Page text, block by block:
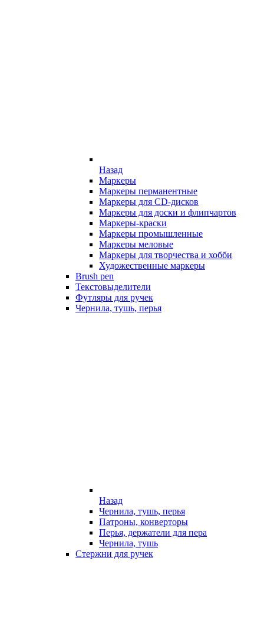
Назад
Маркеры
Маркеры перманентные
Маркеры для CD-дисков
Маркеры для доски и флипчартов
Маркеры-краски
Маркеры промышленные
Маркеры меловые
Маркеры для творчества и хобби
Художественные маркеры
Brush pen
Текстовыделители
Футляры для ручек
Чернила, тушь, перья
Назад
Чернила, тушь, перья
Патроны, конверторы
Перья, держатели для пера
Чернила, тушь
Стержни для ручек